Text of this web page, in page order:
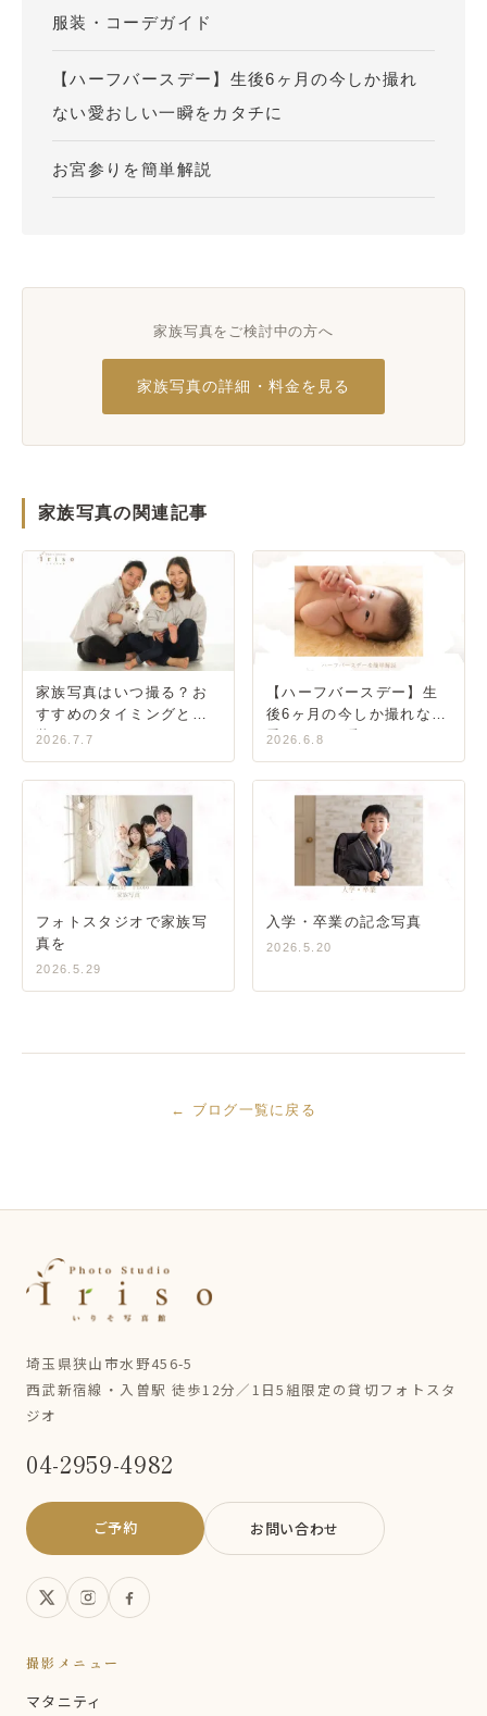
服装・コーデガイド
【ハーフバースデー】生後6ヶ月の今しか撮れ
ない愛おしい一瞬をカタチに
お宮参りを簡単解説
家族写真をご検討中の方へ
家族写真の詳細・料金を見る
家族写真の関連記事
家族写真はいつ撮る？お
すすめのタイミングと服
装・コーデガイド
2026.7.7
【ハーフバースデー】生
後6ヶ月の今しか撮れない
愛おしい一瞬をカタチに
2026.6.8
フォトスタジオで家族写
真を
2026.5.29
入学・卒業の記念写真
2026.5.20
← ブログ一覧に戻る
埼玉県狭山市水野456-5
西武新宿線・入曽駅 徒歩12分／1日5組限定の貸切フォトスタ
ジオ
04-2959-4982
ご予約 お問い合わせ
撮影メニュー
マタニティ